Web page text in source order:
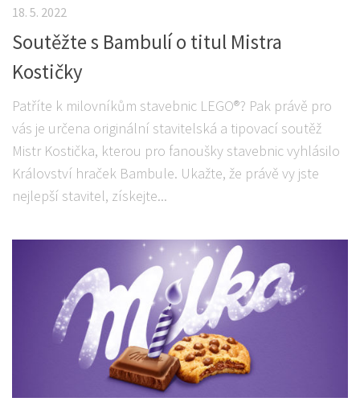
18. 5. 2022
Soutěžte s Bambulí o titul Mistra
Kostičky
Patříte k milovníkům stavebnic LEGO®? Pak právě pro
vás je určena originální stavitelská a tipovací soutěž
Mistr Kostička, kterou pro fanoušky stavebnic vyhlásilo
Království hraček Bambule. Ukažte, že právě vy jste
nejlepší stavitel, získejte...